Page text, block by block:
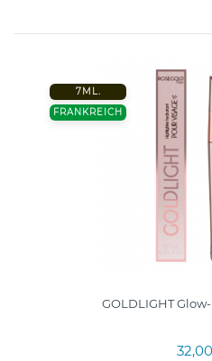
7ML.
FRANKREICH
GOLDLIGHT